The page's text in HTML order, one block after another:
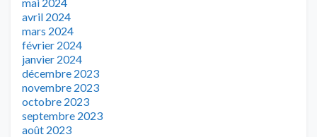
avril 2024
mars 2024
février 2024
janvier 2024
décembre 2023
novembre 2023
octobre 2023
septembre 2023
août 2023